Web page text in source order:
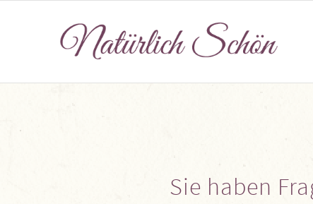
Sie haben